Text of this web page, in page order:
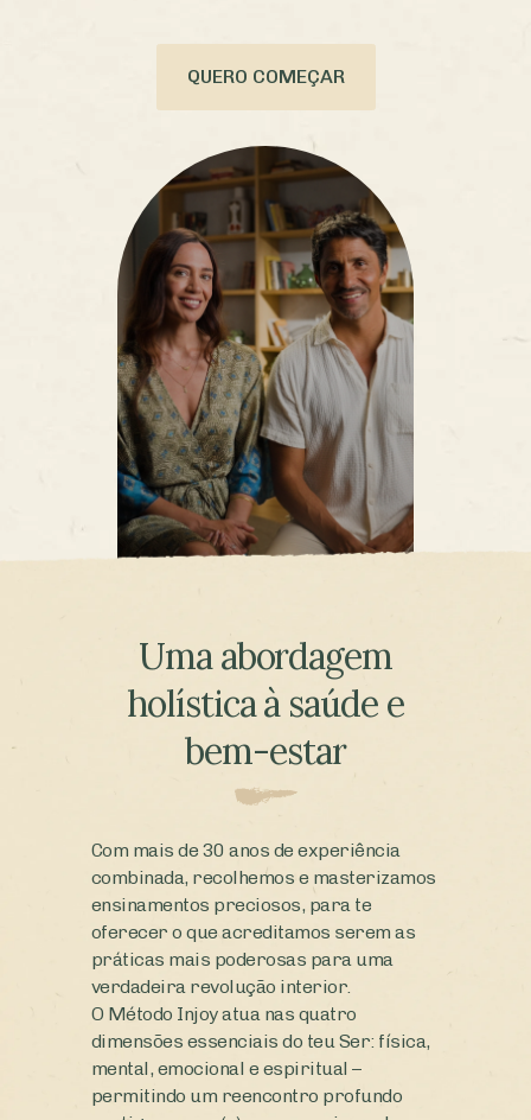
QUERO COMEÇAR
Uma abordagem
holística à saúde e
bem-estar
Com mais de 30 anos de experiência
combinada, recolhemos e masterizamos
ensinamentos preciosos, para te
oferecer o que acreditamos serem as
práticas mais poderosas para uma
verdadeira revolução interior.
O Método Injoy atua nas quatro
dimensões essenciais do teu Ser: física,
mental, emocional e espiritual –
permitindo um reencontro profundo